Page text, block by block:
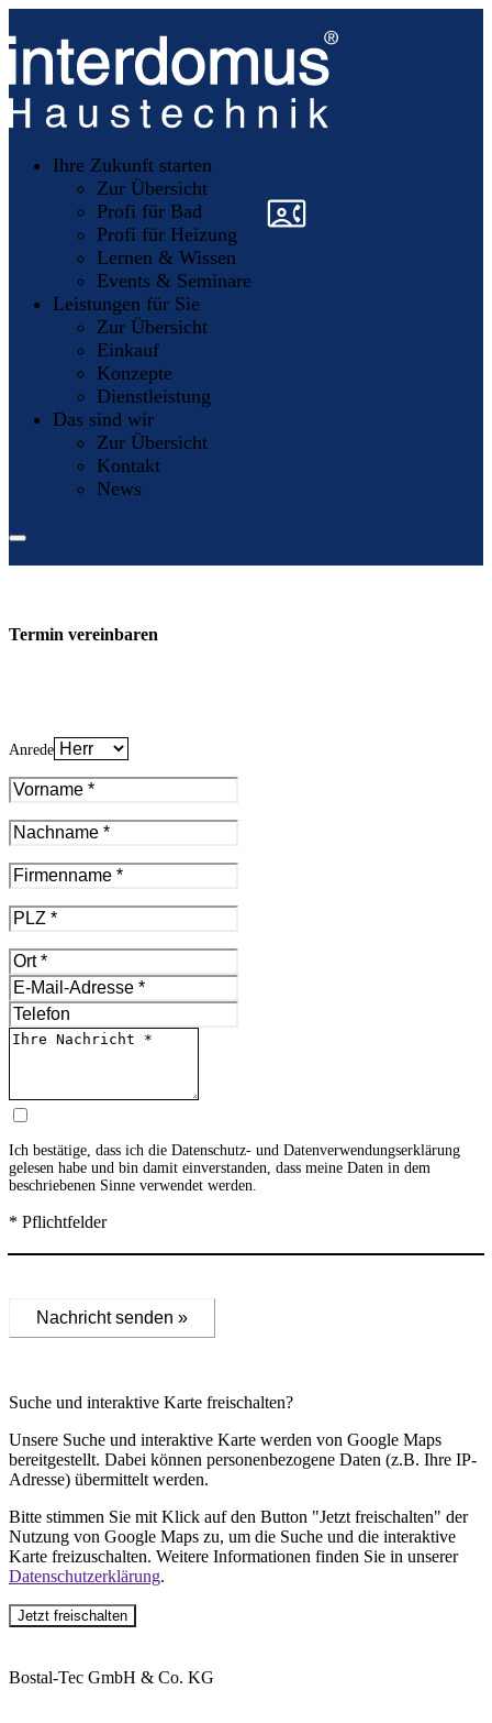
Ihre Zukunft starten
Zur Übersicht
Profi für Bad
Profi für Heizung
Lernen & Wissen
Events & Seminare
Leistungen für Sie
Zur Übersicht
Einkauf
Konzepte
Dienstleistung
Das sind wir
Zur Übersicht
Kontakt
News
»
Termin vereinbaren
Anrede
Ich bestätige, dass ich die Datenschutz- und Datenverwendungserklärung
gelesen habe und bin damit einverstanden, dass meine Daten in dem
beschriebenen Sinne verwendet werden.
* Pflichtfelder
Nachricht senden »
Suche und interaktive Karte freischalten?
Unsere Suche und interaktive Karte werden von Google Maps
bereitgestellt. Dabei können personenbezogene Daten (z.B. Ihre IP-
Adresse) übermittelt werden.
Bitte stimmen Sie mit Klick auf den Button "Jetzt freischalten" der
Nutzung von Google Maps zu, um die Suche und die interaktive
Karte freizuschalten. Weitere Informationen finden Sie in unserer
Datenschutzerklärung.
Jetzt freischalten
Bostal-Tec GmbH & Co. KG